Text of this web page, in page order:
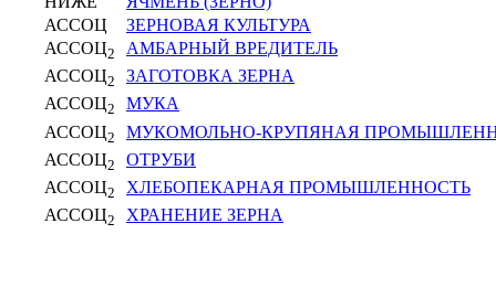
АССОЦ
ЗЕРНОВАЯ КУЛЬТУРА
АССОЦ2
АМБАРНЫЙ ВРЕДИТЕЛЬ
АССОЦ2
ЗАГОТОВКА ЗЕРНА
АССОЦ2
МУКА
АССОЦ2
МУКОМОЛЬНО-КРУПЯНАЯ
АССОЦ2
ОТРУБИ
АССОЦ2
ХЛЕБОПЕКАРНАЯ ПРОМЫШЛЕННОСТЬ
АССОЦ2 ХРАНЕНИЕ ЗЕРНА